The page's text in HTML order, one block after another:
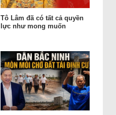
Tô Lâm đã có tất cả quyền
lực như mong muốn